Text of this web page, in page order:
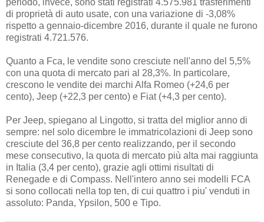
periodo, invece, sono stati registrati 4.575.981 trasferimenti
di proprietà di auto usate, con una variazione di -3,08%
rispetto a gennaio-dicembre 2016, durante il quale ne furono
registrati 4.721.576.
Quanto a Fca, le vendite sono cresciute nell'anno del 5,5%
con una quota di mercato pari al 28,3%. In particolare,
crescono le vendite dei marchi Alfa Romeo (+24,6 per
cento), Jeep (+22,3 per cento) e Fiat (+4,3 per cento).
Per Jeep, spiegano al Lingotto, si tratta del miglior anno di
sempre: nel solo dicembre le immatricolazioni di Jeep sono
cresciute del 36,8 per cento realizzando, per il secondo
mese consecutivo, la quota di mercato più alta mai raggiunta
in Italia (3,4 per cento), grazie agli ottimi risultati di
Renegade e di Compass. Nell'intero anno sei modelli FCA
si sono collocati nella top ten, di cui quattro i piu' venduti in
assoluto: Panda, Ypsilon, 500 e Tipo.